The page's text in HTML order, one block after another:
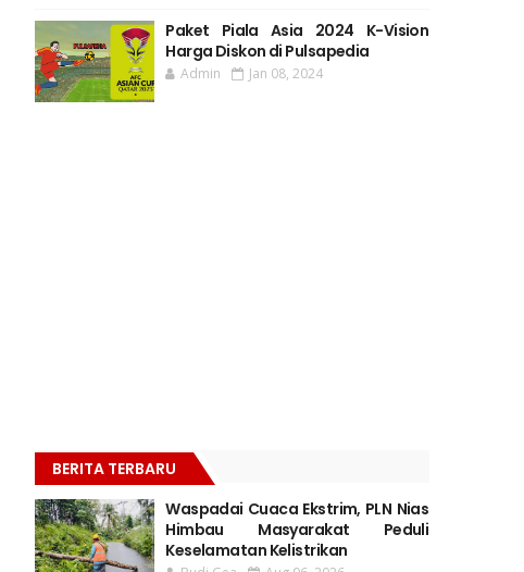
Paket Piala Asia 2024 K-Vision
Harga Diskon di Pulsapedia
Admin Jan 08, 2024
BERITA TERBARU
Waspadai Cuaca Ekstrim, PLN Nias
Himbau Masyarakat Peduli
Keselamatan Kelistrikan